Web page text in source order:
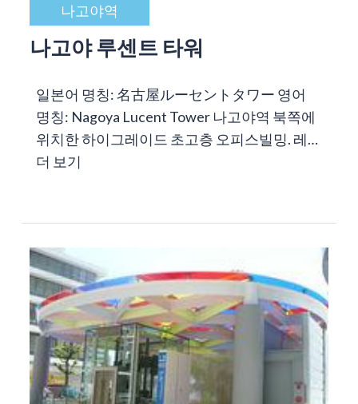
나고야역
나고야 루센트 타워
일본어 명칭: 名古屋ルーセントタワー 영어
명칭: Nagoya Lucent Tower 나고야역 북쪽에
위치한 하이그레이드 초고층 오피스빌밍. 레…
더 보기